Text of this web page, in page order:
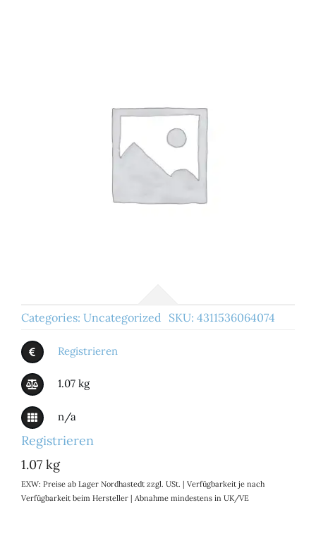
Categories: Uncategorized SKU: 4311536064074
Registrieren
1.07 kg
n/a
Registrieren
1.07 kg
EXW: Preise ab Lager Nordhastedt zzgl. USt. | Verfügbarkeit je nach
Verfügbarkeit beim Hersteller | Abnahme mindestens in UK/VE